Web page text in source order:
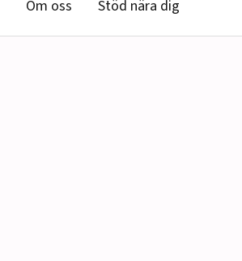
Om oss Stöd nära dig